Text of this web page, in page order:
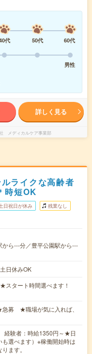
代 50代
60代
男性
詳しく見る
メディカルケア事業部
ライクな高齢者
時短OK
日祝日が休み 残業なし
ら---分／豊平公園駅から---
日休みOK
タート時間選べます！
募 ★職場が気に入れば、
経験者：時給1350円～★日
選べます）※稼働開始時は
ます。